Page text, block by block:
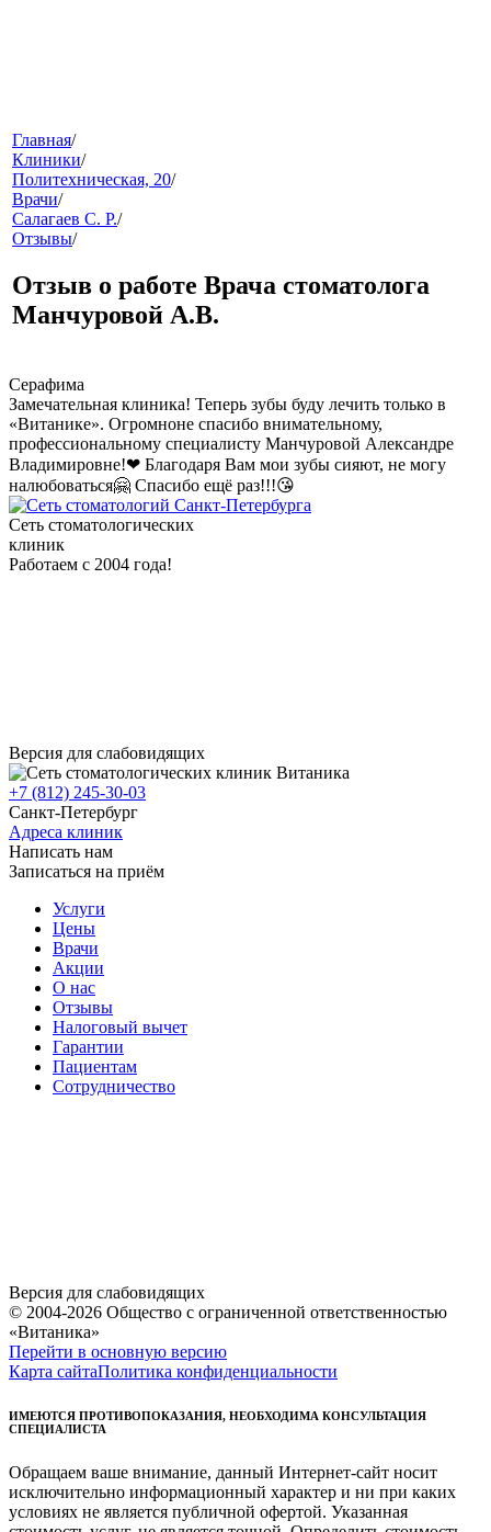
меню
клиники
Главная/
Клиники/
Политехническая, 20/
Врачи/
Салагаев С. Р./
Отзывы/
Отзыв о работе Врача стоматолога
Манчуровой А.В.
Серафима
Замечательная клиника! Теперь зубы буду лечить только в
«Витанике». Огромноне спасибо внимательному,
профессиональному специалисту Манчуровой Александре
Владимировне!❤ Благодаря Вам мои зубы сияют, не могу
налюбоваться🤗 Спасибо ещё раз!!!😘
Сеть стоматологических
клиник
Работаем с 2004 года!
Версия для слабовидящих
+7 (812) 245-30-03
Санкт-Петербург
Адреса клиник
Написать нам
Записаться на приём
Услуги
Цены
Врачи
Акции
О нас
Отзывы
Налоговый вычет
Гарантии
Пациентам
Сотрудничество
Версия для слабовидящих
© 2004-2026 Общество с ограниченной ответственностью
«Витаника»
Перейти в основную версию
Карта сайтаПолитика конфиденциальности
ИМЕЮТСЯ ПРОТИВОПОКАЗАНИЯ, НЕОБХОДИМА КОНСУЛЬТАЦИЯ
СПЕЦИАЛИСТА
Обращаем ваше внимание, данный Интернет-сайт носит
исключительно информационный характер и ни при каких
условиях не является публичной офертой. Указанная